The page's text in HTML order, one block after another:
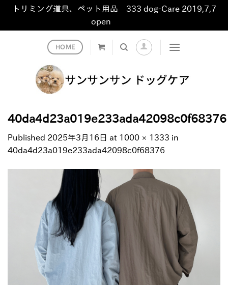
トリミング道具、ペット用品 333 dog-Care 2019,7,7
open
HOME
40da4d23a019e233ada42098c0f68376
Published 2025年3月16日 at 1000 × 1333 in
40da4d23a019e233ada42098c0f68376